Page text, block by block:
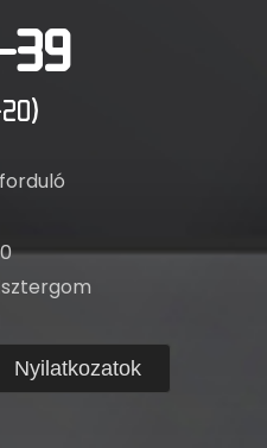
Nyilatkozatok